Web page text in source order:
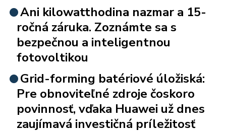
Ani kilowatthodina nazmar a 15-
ročná záruka. Zoznámte sa s
bezpečnou a inteligentnou
fotovoltikou
Grid-forming batériové úložiská:
Pre obnoviteľné zdroje čoskoro
povinnosť, vďaka Huawei už dnes
zaujímavá investičná príležitosť